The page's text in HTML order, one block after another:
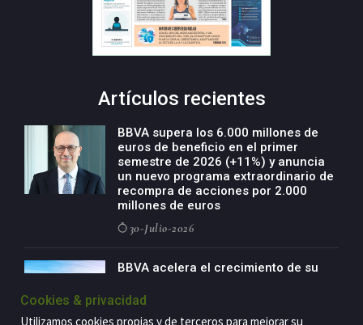
Artículos recientes
BBVA supera los 6.000 millones de
euros de beneficio en el primer
semestre de 2026 (+11%) y anuncia
un nuevo programa extraordinario de
recompra de acciones por 2.000
millones de euros
30-Julio-2026
BBVA acelera el crecimiento de su
de especialización presente en siete
Cookies & privacidad
Utilizamos cookies propias y de terceros para mejorar su